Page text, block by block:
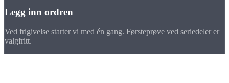
Legg inn ordren
Ved frigivelse starter vi med én gang. Førsteprøve ved seriedeler er
valgfritt.